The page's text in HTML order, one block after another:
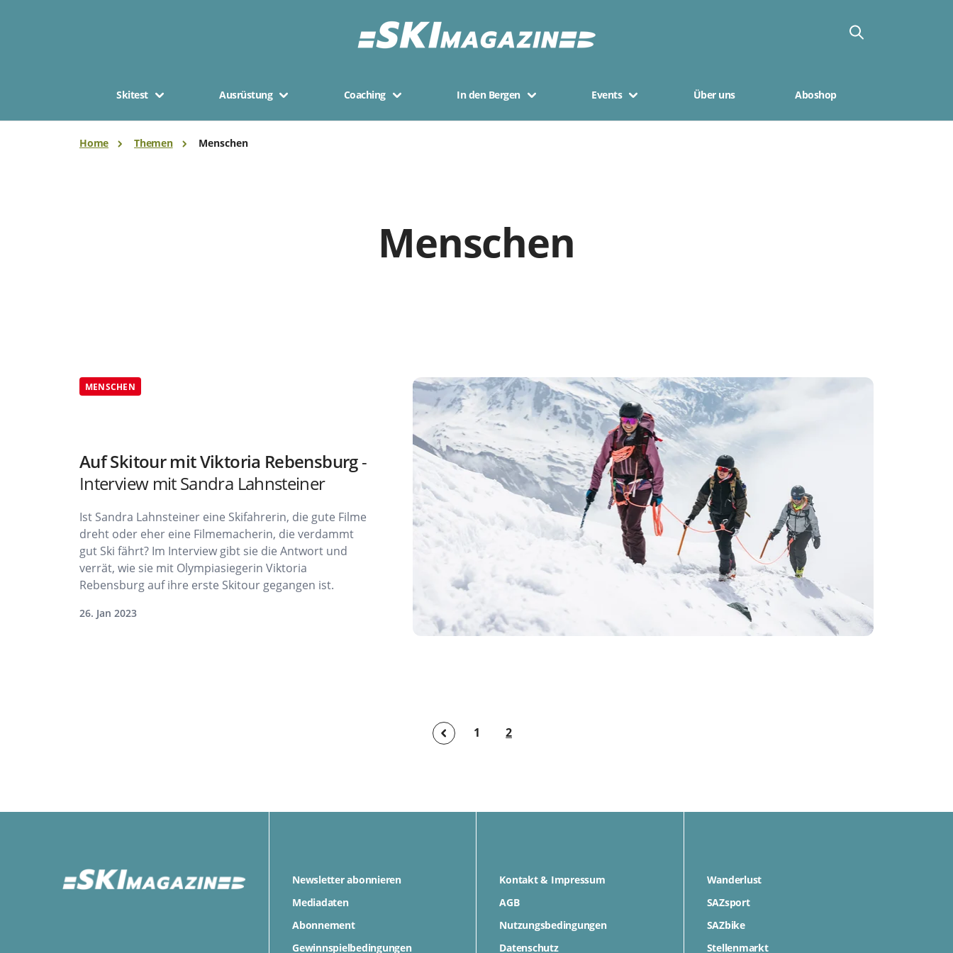
Skitest Ausrüstung Coaching In den Bergen Events Über uns Aboshop
Home Themen Menschen
Menschen
MENSCHEN
Auf Skitour mit Viktoria Rebensburg-
Interview mit Sandra Lahnsteiner
Ist Sandra Lahnsteiner eine Skifahrerin, die gute Filme
dreht oder eher eine Filmemacherin, die verdammt
gut Ski fährt? Im Interview gibt sie die Antwort und
verrät, wie sie mit Olympiasiegerin Viktoria
Rebensburg auf ihre erste Skitour gegangen ist.
26. Jan 2023
1 2
Newsletter abonnieren
Mediadaten
Abonnement
Gewinnspielbedingungen
Kontakt & Impressum
AGB
Nutzungsbedingungen
Datenschutz
Wanderlust
SAZsport
SAZbike
Stellenmarkt